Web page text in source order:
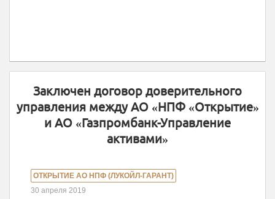
Заключен договор доверительного
управления между АО «НПФ «Открытие»
и АО «Газпромбанк-Управление
активами»
ОТКРЫТИЕ АО НПФ (ЛУКОЙЛ-ГАРАНТ)
30 апреля 2019